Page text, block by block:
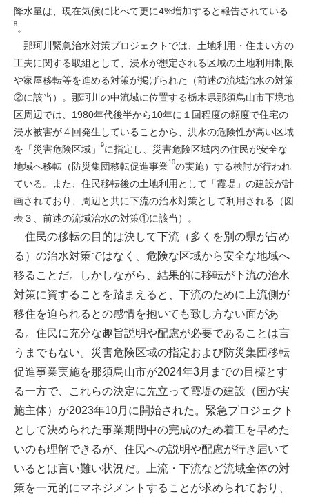
降水量は、現在気候に比べて更に4%増加すると報告されている
8。
那珂川緊急治水対策プロジェクトでは、土地利用・住まい方の
工夫に関する取組として、浸水が想定される区域の土地利用制限
や家屋移転等を進める対策が掲げられた（前述の流域治水の対策
②に該当）。那珂川の中流域に位置する栃木県那須烏山市下境地
区周辺では、1980年代後半から10年に１回程度の頻度で住宅の
浸水被害が４回発生していることから、洪水の危険性が高い区域
を「災害危険区域」
9に指定し、災害危険区域内の住民が安全な
地域へ移転（防災集団移転促進事業10の実施）する検討が行われ
ている。また、住民移転後の土地利用として「霞堤」の建設が計
画されており、周辺と共に下流の治水対策として利用される（図
表３、前述の流域治水の対策①に該当）。
住民の移転の目的は決して下流（多くを別の県が占め
る）の治水対策ではなく、危険な区域から安全な地域へ
移ることだ。しかしながら、結果的に移転が下流の治水
対策に資することを踏まえると、下流のために上流側が
移住を迫られるとの感情を抱いても致し方ない面があ
る。住民に充分な趣旨説明や配慮が必要であることは言
うまでもない。災害危険区域の指定および防災集団移転
促進事業実施を那須烏山市が2024年3月までの目標とす
る一方で、これらの決定に先立って霞堤の建設（国が実
施主体）が2023年10月に開始された。緊急プロジェクト
として決められた事業期間中の完成のため着工を早めた
いのも理解できるが、住民への説明や配慮が行き届いて
いるとは言い難い状況だ。上流・下流など流域全体の対
策を一元的にマネジメントすることが求められており、